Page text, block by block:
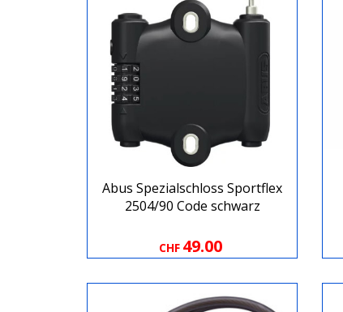
Abus Spezialschloss Sportflex
2504/90 Code schwarz
CHF 49.00